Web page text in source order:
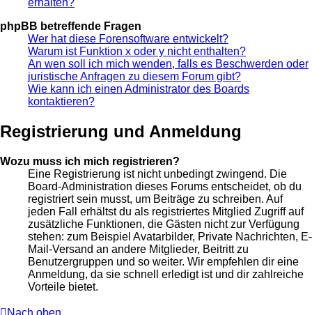
erhalten?
phpBB betreffende Fragen
Wer hat diese Forensoftware entwickelt?
Warum ist Funktion x oder y nicht enthalten?
An wen soll ich mich wenden, falls es Beschwerden oder
juristische Anfragen zu diesem Forum gibt?
Wie kann ich einen Administrator des Boards
kontaktieren?
Registrierung und Anmeldung
Wozu muss ich mich registrieren?
Eine Registrierung ist nicht unbedingt zwingend. Die
Board-Administration dieses Forums entscheidet, ob du
registriert sein musst, um Beiträge zu schreiben. Auf
jeden Fall erhältst du als registriertes Mitglied Zugriff auf
zusätzliche Funktionen, die Gästen nicht zur Verfügung
stehen: zum Beispiel Avatarbilder, Private Nachrichten, E-
Mail-Versand an andere Mitglieder, Beitritt zu
Benutzergruppen und so weiter. Wir empfehlen dir eine
Anmeldung, da sie schnell erledigt ist und dir zahlreiche
Vorteile bietet.
Nach oben